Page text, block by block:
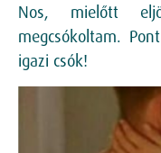
Nos, mielőtt
megcsókoltam.
igazi csók!